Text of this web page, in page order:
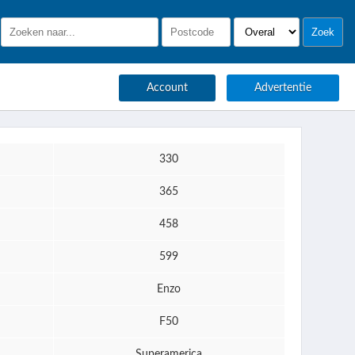
Account Advertentie
330
365
458
599
Enzo
F50